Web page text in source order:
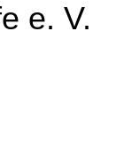
e. V.